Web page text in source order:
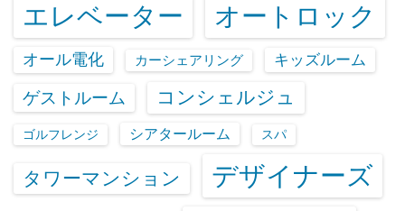
エレベーター オートロック
オール電化 カーシェアリング キッズルーム
ゲストルーム コンシェルジュ
ゴルフレンジ シアタールーム スパ
タワーマンション デザイナーズ